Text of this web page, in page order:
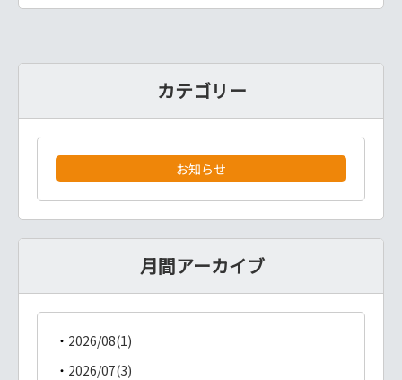
カテゴリー
お知らせ
月間アーカイブ
2026/08(1)
2026/07(3)